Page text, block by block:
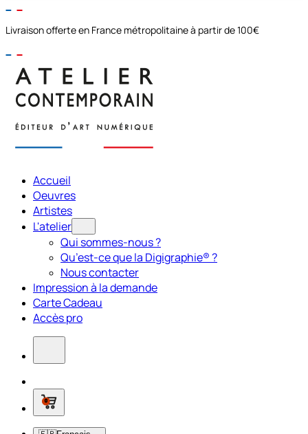
Livraison offerte en France métropolitaine à partir de 100€
Accueil
Oeuvres
Artistes
L'atelier
Qui sommes-nous ?
Qu’est-ce que la Digigraphie® ?
Nous contacter
Impression à la demande
Carte Cadeau
Accès pro
0